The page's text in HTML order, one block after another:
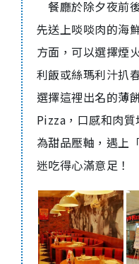
餐廳於除夕夜前
先送上啖啖肉的海
方面，可以選擇煙
利飯或絲瑪利汁扒
選擇這裡出名的薄
Pizza，口感和肉
為甜品壓軸，遇上
迷吃得心滿意足！